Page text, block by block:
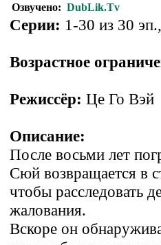
Озвучено: DubLik.Tv
Серии: 1-30 из 30
Возрастное
Режиссёр: Це Го Вэй
Описание:
После восьми лет
Сюй возвращается в
чтобы расследовать
жалования.
Вскоре он